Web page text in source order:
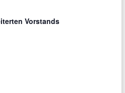
Vorstands